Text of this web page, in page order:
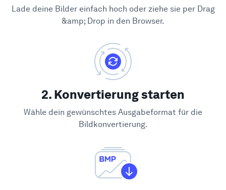
Lade deine Bilder einfach hoch oder ziehe sie per Drag
&amp; Drop in den Browser.
2. Konvertierung starten
Wähle dein gewünschtes Ausgabeformat für die
Bildkonvertierung.